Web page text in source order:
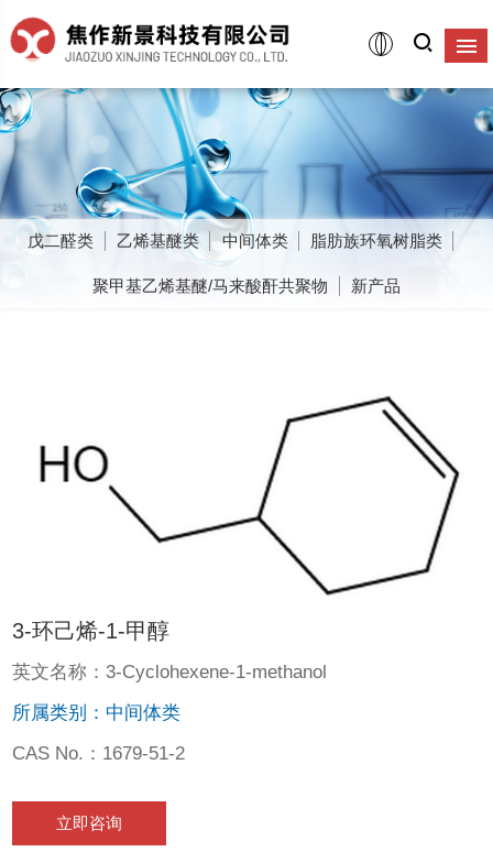
戊二醛类 乙烯基醚类 中间体类 脂肪族环氧树脂类
聚甲基乙烯基醚/马来酸酐共聚物 新产品
3-环己烯-1-甲醇
英文名称：3-Cyclohexene-1-methanol
所属类别：中间体类
CAS No.：1679-51-2
立即咨询